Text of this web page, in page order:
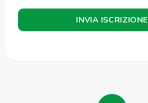
INVIA ISCRIZIONE